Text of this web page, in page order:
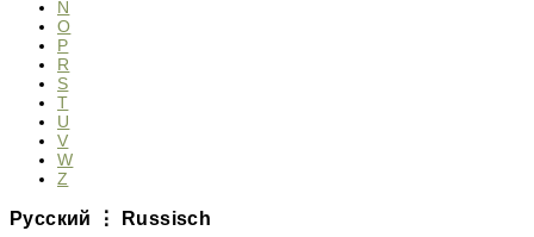
N
O
P
R
S
T
U
V
W
Z
Русский ⋮ Russisch